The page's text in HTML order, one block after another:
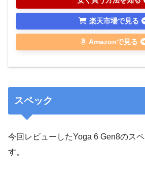
楽天市場で見る
Amazonで見る
スペック
今回レビューしたYoga 6 Gen8のス
す。